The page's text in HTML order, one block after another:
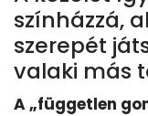
színházzá,
szerepét
valaki más
A „független